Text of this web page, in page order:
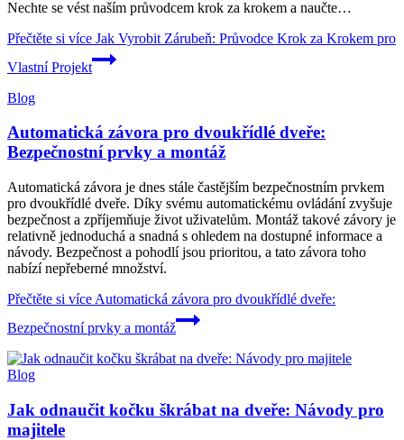
Nechte se vést naším průvodcem krok za krokem a naučte…
Přečtěte si více Jak Vyrobit Zárubeň: Průvodce Krok za Krokem pro
Vlastní Projekt
Blog
Automatická závora pro dvoukřídlé dveře:
Bezpečnostní prvky a montáž
Automatická závora je dnes stále častějším bezpečnostním prvkem
pro dvoukřídlé dveře. Díky svému automatickému ovládání zvyšuje
bezpečnost a zpříjemňuje život uživatelům. Montáž takové závory je
relativně jednoduchá a snadná s ohledem na dostupné informace a
návody. Bezpečnost a pohodlí jsou prioritou, a tato závora toho
nabízí nepřeberné množství.
Přečtěte si více Automatická závora pro dvoukřídlé dveře:
Bezpečnostní prvky a montáž
Blog
Jak odnaučit kočku škrábat na dveře: Návody pro
majitele